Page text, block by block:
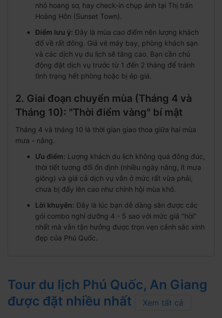
nhỏ hoang sơ, hay check-in chụp ảnh tại Thị trấn
Hoàng Hôn (Sunset Town).
Điểm lưu ý: Đây là mùa cao điểm nên lượng khách
đổ về rất đông. Giá vé máy bay, phòng khách sạn
và các dịch vụ du lịch sẽ tăng cao. Bạn cần chủ
động đặt dịch vụ trước từ 1 đến 2 tháng để tránh
tình trạng hết phòng hoặc bị ép giá.
2. Giai đoạn chuyển mùa (Tháng 4 và
Tháng 10): "Thời điểm vàng" bí mật
Tháng 4 và tháng 10 là thời gian giao thoa giữa hai mùa
mưa - nắng.
Ưu điểm: Lượng khách du lịch không quá đông đúc,
thời tiết tương đối ổn định (nhiều ngày nắng, ít mưa
giông) và giá cả dịch vụ vẫn ở mức rất vừa phải,
chưa bị đẩy lên cao như chính hội mùa khô.
Lời khuyên: Đây là lúc bạn dễ dàng săn được các
gói combo nghỉ dưỡng 4 - 5 sao với mức giá "hời"
nhất mà vẫn tận hưởng được trọn vẹn cảnh sắc xinh
đẹp của Phú Quốc.
Tour du lịch Phú Quốc, An Giang
được đặt nhiều nhất
Xem tất cả